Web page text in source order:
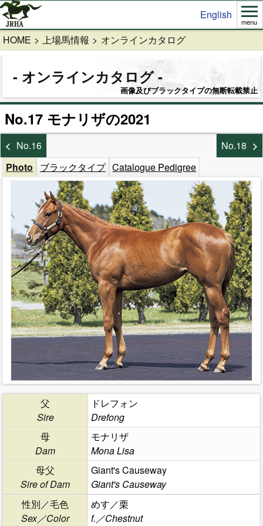
English
menu
HOME 上場馬情報 オンラインカタログ
オンラインカタログ
画像及びブラックタイプの無断転載禁止
No.17 モナリザの2021
No.16
No.18
Photo
ブラックタイプ Catalogue Pedigree
父
Sire
ドレフォン
Drefong
母
Dam
モナリザ
Mona Lisa
母父
Sire of Dam
Giant's Causeway
Giant's Causeway
性別／毛色
Sex／Color
めす／栗
f.／Chestnut